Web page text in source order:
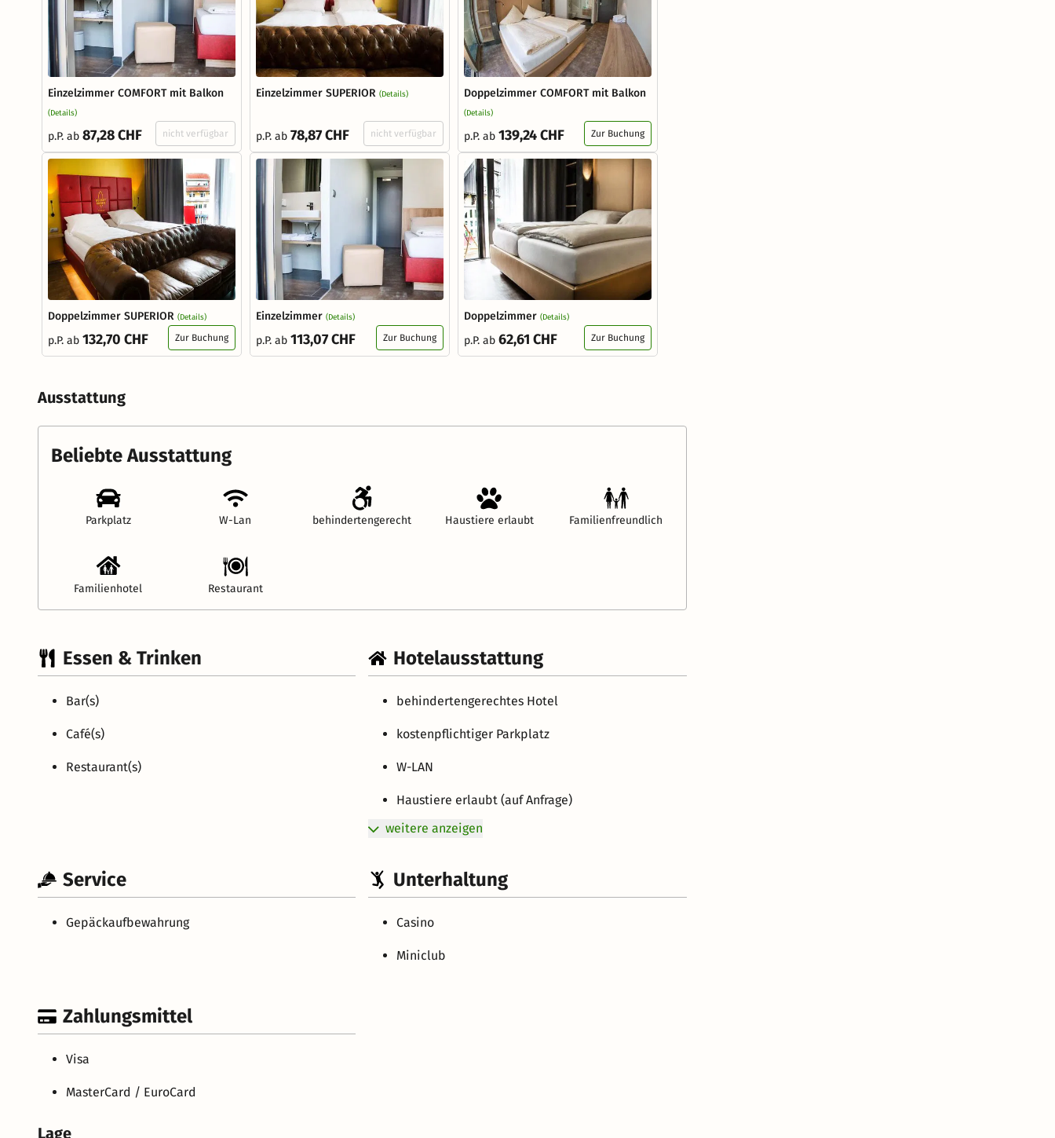
Einzelzimmer COMFORT mit Balkon
(Details)
p.P. ab 87,28 CHF nicht verfügbar
Einzelzimmer SUPERIOR (Details)
p.P. ab 78,87 CHF nicht verfügbar
Doppelzimmer COMFORT mit Balkon
(Details)
p.P. ab 139,24 CHF Zur Buchung
Doppelzimmer SUPERIOR (Details)
p.P. ab 132,70 CHF Zur Buchung
Einzelzimmer (Details)
p.P. ab 113,07 CHF Zur Buchung
Doppelzimmer (Details)
p.P. ab 62,61 CHF Zur Buchung
Ausstattung
Beliebte Ausstattung
Parkplatz W-Lan behindertengerecht Haustiere erlaubt Familienfreundlich
Familienhotel Restaurant
Essen & Trinken
Bar(s)
Café(s)
Restaurant(s)
Hotelausstattung
behindertengerechtes Hotel
kostenpflichtiger Parkplatz
W-LAN
Haustiere erlaubt (auf Anfrage)
weitere anzeigen
Service
Gepäckaufbewahrung
Unterhaltung
Casino
Miniclub
Zahlungsmittel
Visa
MasterCard / EuroCard
Lage